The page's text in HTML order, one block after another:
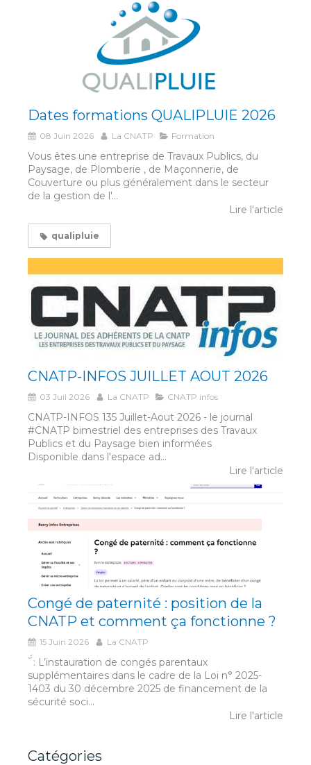
Dates formations QUALIPLUIE 2026
08 Juin 2026 La CNATP Formation
Vous êtes une entreprise de Travaux Publics, du
Paysage, de Plomberie , de Maçonnerie, de
Couverture ou plus généralement dans le secteur
de la gestion de l'...
Lire l'article
qualipluie
CNATP-INFOS JUILLET AOUT 2026
03 Juil 2026 La CNATP CNATP infos
CNATP-INFOS 135 Juillet-Aout 2026 - le journal
#CNATP bimestriel des entreprises des Travaux
Publics et du Paysage bien informées
Disponible dans l'espace ad...
Lire l'article
Congé de paternité : position de la
CNATP et comment ça fonctionne ?
15 Juin 2026 La CNATP
́́ ̀ : L’instauration de congés parentaux
supplémentaires dans le cadre de la Loi n° 2025-
1403 du 30 décembre 2025 de financement de la
sécurité soci...
Lire l'article
Catégories